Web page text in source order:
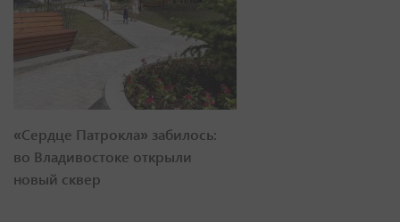
«Сердце Патрокла» забилось:
во Владивостоке открыли
новый сквер